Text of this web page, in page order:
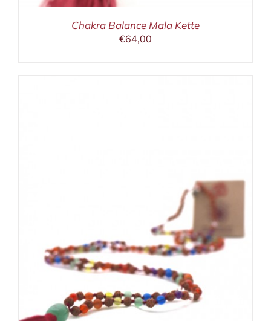
Chakra Balance Mala Kette
€64,00